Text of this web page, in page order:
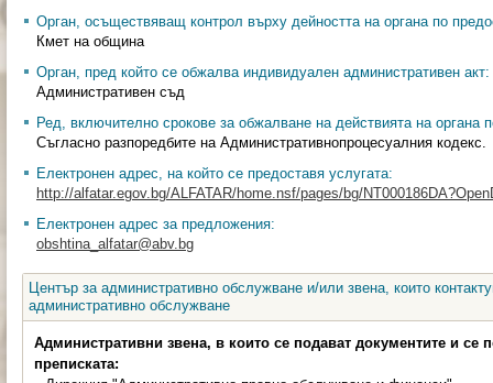
Орган, осъществяващ контрол върху дейността на органа по
Кмет на община
Орган, пред който се обжалва индивидуален административен акт:
Административен съд
Ред, включително срокове за обжалване на действията на органа
Съгласно разпоредбите на Административнопроцесуалния кодекс.
Електронен адрес, на който се предоставя услугата:
http://alfatar.egov.bg/ALFATAR/home.nsf/pages/bg/
Електронен адрес за предложения:
obshtina_alfatar@abv.bg
Център за административно обслужване и/или звена, които
административно обслужване
Административни звена, в които се подават документите и се
преписката: